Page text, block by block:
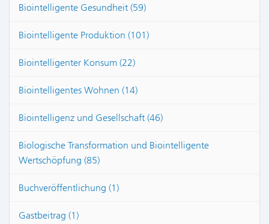
Biointelligente Gesundheit (59)
Biointelligente Produktion (101)
Biointelligenter Konsum (22)
Biointelligentes Wohnen (14)
Biointelligenz und Gesellschaft (46)
Biologische Transformation und Biointelligente
Wertschöpfung (85)
Buchveröffentlichung (1)
Gastbeitrag (1)